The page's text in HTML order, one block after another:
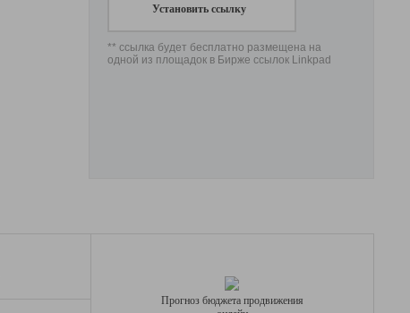
Установить ссылку
** ссылка будет бесплатно размещена на
одной из площадок в Бирже ссылок Linkpad
Прогноз бюджета продвижения